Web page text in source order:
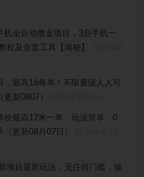
机全自动撸金项目，3台手机一
程及全套工具【揭秘】
，最高16每单！不限量级人人可
更新0807）
价最高17米一单，玩法简单，0
（更新08月07日）
项目最新玩法，无任何门槛，操